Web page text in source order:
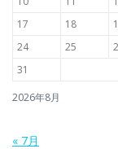
2026年8月
17
18
24
25
31
« 7月